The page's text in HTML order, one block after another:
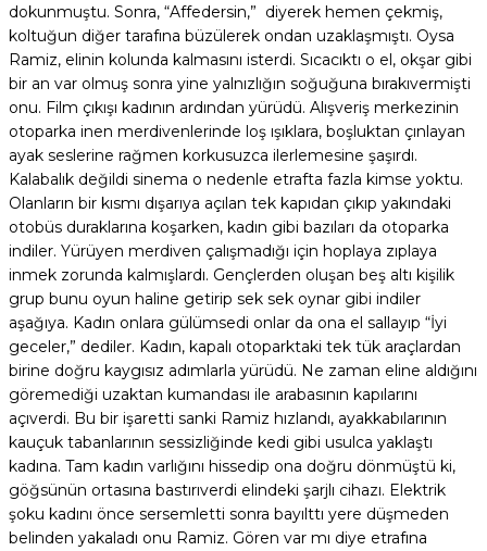
dokunmuştu. Sonra, “Affedersin,” diyerek hemen çekmiş,
koltuğun diğer tarafına büzülerek ondan uzaklaşmıştı. Oysa
Ramiz, elinin kolunda kalmasını isterdi. Sıcacıktı o el, okşar gibi
bir an var olmuş sonra yine yalnızlığın soğuğuna bırakıvermişti
onu. Film çıkışı kadının ardından yürüdü. Alışveriş merkezinin
otoparka inen merdivenlerinde loş ışıklara, boşluktan çınlayan
ayak seslerine rağmen korkusuzca ilerlemesine şaşırdı.
Kalabalık değildi sinema o nedenle etrafta fazla kimse yoktu.
Olanların bir kısmı dışarıya açılan tek kapıdan çıkıp yakındaki
otobüs duraklarına koşarken, kadın gibi bazıları da otoparka
indiler. Yürüyen merdiven çalışmadığı için hoplaya zıplaya
inmek zorunda kalmışlardı. Gençlerden oluşan beş altı kişilik
grup bunu oyun haline getirip sek sek oynar gibi indiler
aşağıya. Kadın onlara gülümsedi onlar da ona el sallayıp “İyi
geceler,” dediler. Kadın, kapalı otoparktaki tek tük araçlardan
birine doğru kaygısız adımlarla yürüdü. Ne zaman eline aldığını
göremediği uzaktan kumandası ile arabasının kapılarını
açıverdi. Bu bir işaretti sanki Ramiz hızlandı, ayakkabılarının
kauçuk tabanlarının sessizliğinde kedi gibi usulca yaklaştı
kadına. Tam kadın varlığını hissedip ona doğru dönmüştü ki,
göğsünün ortasına bastırıverdi elindeki şarjlı cihazı. Elektrik
şoku kadını önce sersemletti sonra bayılttı yere düşmeden
belinden yakaladı onu Ramiz. Gören var mı diye etrafına